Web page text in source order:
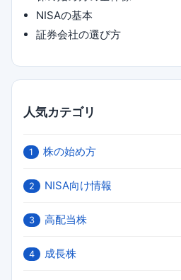
NISAの基本
証券会社の選び方
人気カテゴリ
1 株の始め方
2 NISA向け情報
3 高配当株
4 成長株